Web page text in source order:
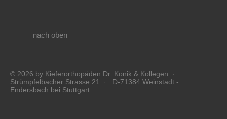
nach oben
© 2026 by Kieferorthopäden Dr. Konik & Kollegen ·
Strümpfelbacher Strasse 21 · D-71384 Weinstadt -
Endersbach bei Stuttgart